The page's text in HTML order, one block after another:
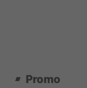
Promo